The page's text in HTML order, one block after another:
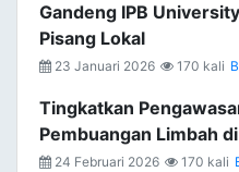
Gandeng IPB
Pisang Lokal
23 Januari 2026 170 kali
Tingkatkan
Pembuangan Limbah
24 Februari 2026 170 kali